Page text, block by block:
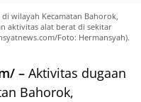
wilayah Kecamatan Bahorok,
aktivitas alat berat di sekitar
Foto: Hermansyah).
– Aktivitas dugaan
Bahorok,